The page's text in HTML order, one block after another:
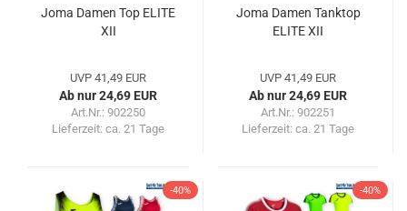
Joma Damen Top ELITE
XII
UVP 41,49 EUR
Ab nur 24,69 EUR
Art.Nr.: 902250
Lieferzeit: ca. 21 Tage
Joma Damen Tanktop
ELITE XII
UVP 41,49 EUR
Ab nur 24,69 EUR
Art.Nr.: 902251
Lieferzeit: ca. 21 Tage
-40% -40%